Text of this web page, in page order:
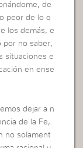
de
peor de lo q
los demás, e
por no saber,
situaciones e
en ense
dejar a n
de la Fe,
no solament